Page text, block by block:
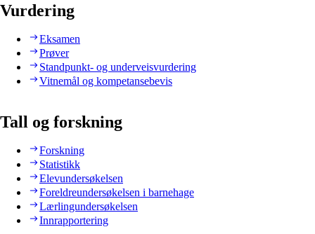
Vurdering
Eksamen
Prøver
Standpunkt- og underveisvurdering
Vitnemål og kompetansebevis
Tall og forskning
Forskning
Statistikk
Elevundersøkelsen
Foreldreundersøkelsen i barnehage
Lærlingundersøkelsen
Innrapportering